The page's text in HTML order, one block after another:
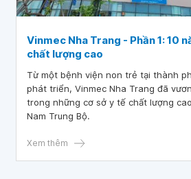
Vinmec Nha Trang - Phần 1: 10
chất lượng cao
Từ một bệnh viện non trẻ tại thành
phát triển, Vinmec Nha Trang đã
trong những cơ sở y tế chất lượng
Nam Trung Bộ.
Xem thêm